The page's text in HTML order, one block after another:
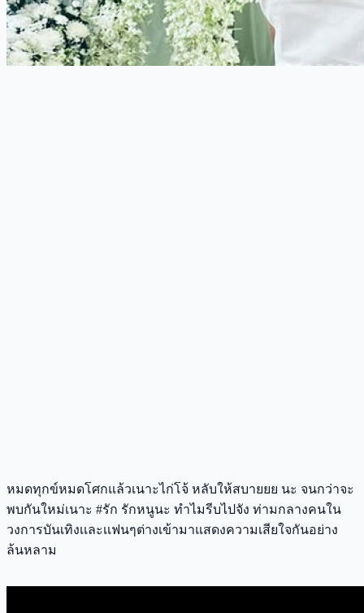
หมดทุกข์หมดโศกแล้วเนาะไก่โจ้ หลับให้สบายยย นะ จนกว่าจะ
พบกันใหม่เนาะ #รัก รักหนูนะ ทำไมรีบไปจัง ท่ามกลางคนใน
วงการบันเทิงเเละเเฟนๆต่างเข้ามาแสดงความเสียใจกันอย่าง
ล้นหลาม